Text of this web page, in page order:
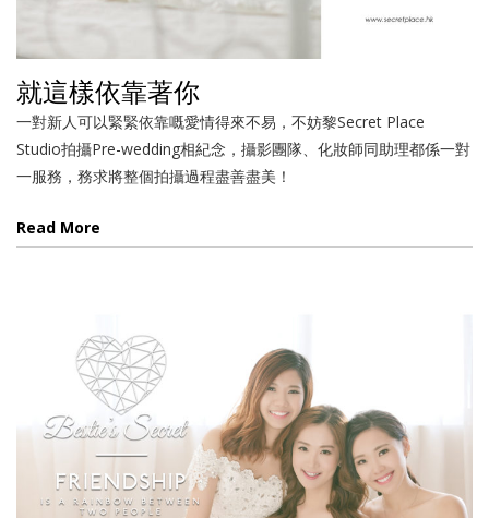
就這樣依靠著你
一對新人可以緊緊依靠嘅愛情得來不易，不妨黎Secret Place
Studio拍攝Pre-wedding相紀念，攝影團隊、化妝師同助理都係一對
一服務，務求將整個拍攝過程盡善盡美！
Read More